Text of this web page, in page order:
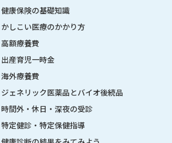
健康保険の基礎知識
かしこい医療のかかり方
高額療養費
出産育児一時金
海外療養費
ジェネリック医薬品とバイオ後続品
時間外・休日・深夜の受診
特定健診・特定保健指導